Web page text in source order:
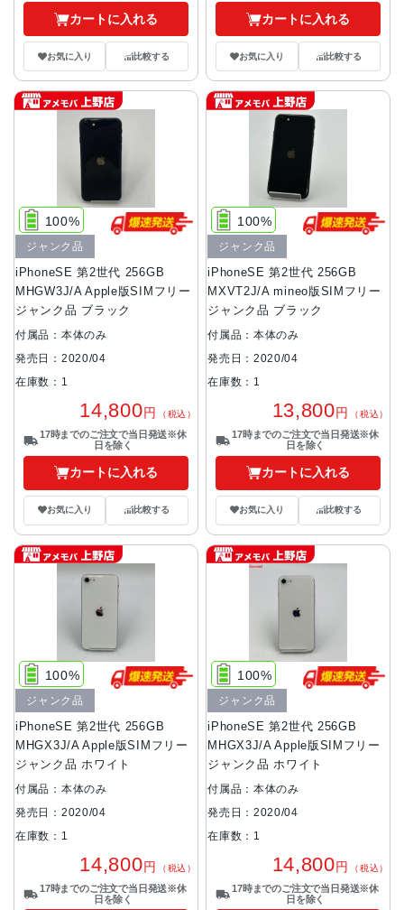
カートに入れる
お気に入り 比較する
カートに入れる
お気に入り 比較する
iPhoneSE 第2世代 256GB
MHGW3J/A Apple版SIMフリー
ジャンク品 ブラック
100%
ジャンク品
付属品：本体のみ
発売日：2020/04
在庫数：1
14,800円 （税込）
17時までのご注文で当日発送※休
日を除く
カートに入れる
お気に入り 比較する
iPhoneSE 第2世代 256GB
MXVT2J/A mineo版SIMフリー
ジャンク品 ブラック
100%
ジャンク品
付属品：本体のみ
発売日：2020/04
在庫数：1
13,800円 （税込）
17時までのご注文で当日発送※休
日を除く
カートに入れる
お気に入り 比較する
iPhoneSE 第2世代 256GB
MHGX3J/A Apple版SIMフリー
ジャンク品 ホワイト
100%
ジャンク品
付属品：本体のみ
発売日：2020/04
在庫数：1
14,800円 （税込）
17時までのご注文で当日発送※休
日を除く
iPhoneSE 第2世代 256GB
MHGX3J/A Apple版SIMフリー
ジャンク品 ホワイト
100%
ジャンク品
付属品：本体のみ
発売日：2020/04
在庫数：1
14,800円 （税込）
17時までのご注文で当日発送※休
日を除く